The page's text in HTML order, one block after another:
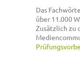
Das
über 11.000
Zusätzlich zu